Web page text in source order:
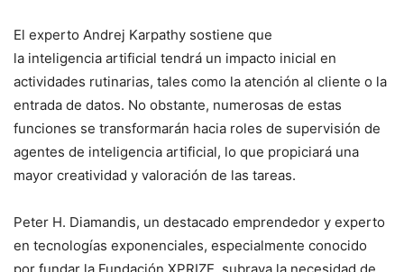
El experto Andrej Karpathy sostiene que
la inteligencia artificial tendrá un impacto inicial en
actividades rutinarias, tales como la atención al cliente o la
entrada de datos. No obstante, numerosas de estas
funciones se transformarán hacia roles de supervisión de
agentes de inteligencia artificial, lo que propiciará una
mayor creatividad y valoración de las tareas.
Peter H. Diamandis, un destacado emprendedor y experto
en tecnologías exponenciales, especialmente conocido